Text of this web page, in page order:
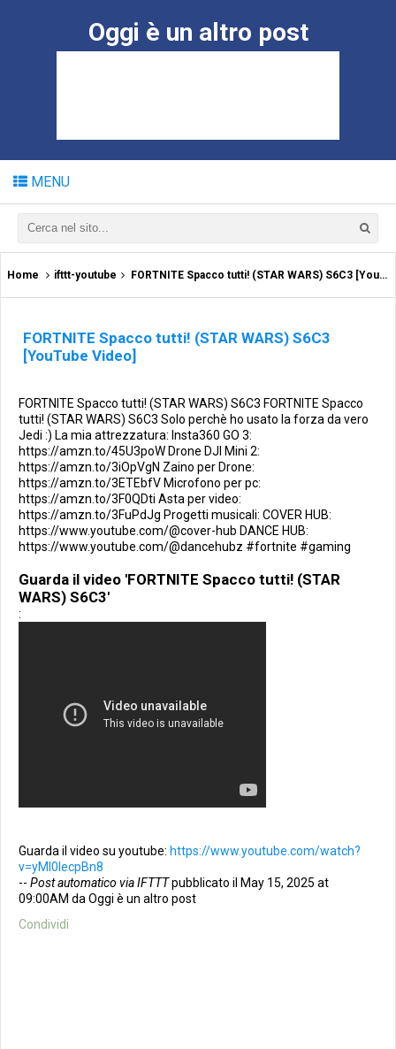
Oggi è un altro post
MENU
Home ifttt-youtube FORTNITE Spacco tutti! (STAR WARS) S6C3 [YouTube Video]
FORTNITE Spacco tutti! (STAR WARS) S6C3
[YouTube Video]
FORTNITE Spacco tutti! (STAR WARS) S6C3 FORTNITE Spacco
tutti! (STAR WARS) S6C3 Solo perchè ho usato la forza da vero
Jedi :) La mia attrezzatura: Insta360 GO 3:
https://amzn.to/45U3poW Drone DJI Mini 2:
https://amzn.to/3iOpVgN Zaino per Drone:
https://amzn.to/3ETEbfV Microfono per pc:
https://amzn.to/3F0QDti Asta per video:
https://amzn.to/3FuPdJg Progetti musicali: COVER HUB:
https://www.youtube.com/@cover-hub DANCE HUB:
https://www.youtube.com/@dancehubz #fortnite #gaming
Guarda il video 'FORTNITE Spacco tutti! (STAR
WARS) S6C3'
:
Guarda il video su youtube: https://www.youtube.com/watch?
v=yMl0lecpBn8
-- Post automatico via IFTTTpubblicato il May 15, 2025 at
09:00AM da Oggi è un altro post
Condividi